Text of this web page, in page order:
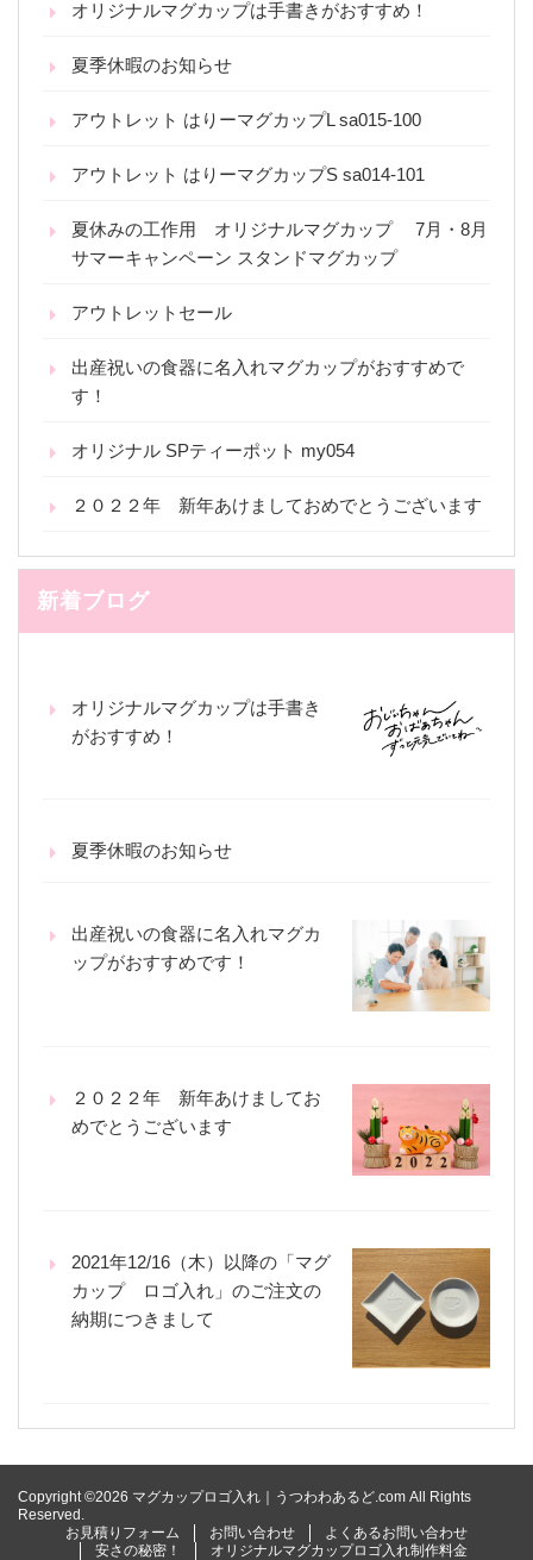
オリジナルマグカップは手書きがおすすめ！
夏季休暇のお知らせ
アウトレット はりーマグカップL sa015-100
アウトレット はりーマグカップS sa014-101
夏休みの工作用 オリジナルマグカップ 7月・8月
サマーキャンペーン スタンドマグカップ
アウトレットセール
出産祝いの食器に名入れマグカップがおすすめで
す！
オリジナル SPティーポット my054
２０２２年 新年あけましておめでとうございます
新着ブログ
オリジナルマグカップは手書き
がおすすめ！
夏季休暇のお知らせ
出産祝いの食器に名入れマグカ
ップがおすすめです！
２０２２年 新年あけましてお
めでとうございます
2021年12/16（木）以降の「マグ
カップ ロゴ入れ」のご注文の
納期につきまして
Copyright ©2026 マグカップロゴ入れ｜うつわわあるど.com All Rights
Reserved.
お見積りフォーム
お問い合わせ
よくあるお問い合わせ
安さの秘密！
オリジナルマグカップロゴ入れ制作料金